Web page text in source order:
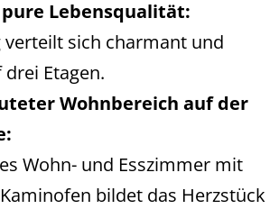
Lebensqualität:
verteilt sich charmant und
Etagen.
Wohnbereich auf der
Wohn- und Esszimmer mit
bildet das Herzstück